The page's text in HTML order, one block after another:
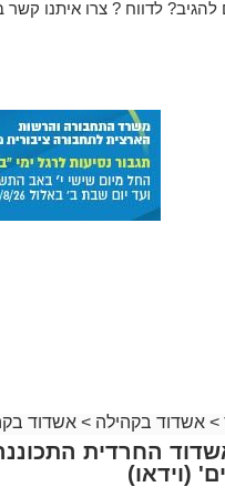
להגיב? לדווח ? צרו איתנו קשר
> אשדוד בקהילה > אשדוד
החרדית
(וידאו)